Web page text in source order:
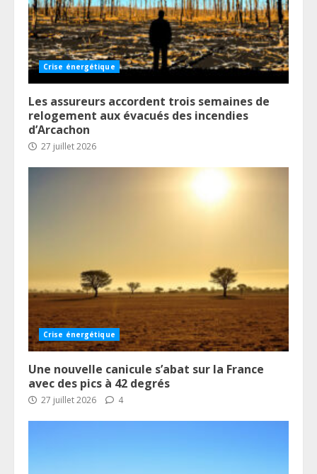
Crise énergétique
Les assureurs accordent trois semaines de
relogement aux évacués des incendies
d’Arcachon
27 juillet 2026
Crise énergétique
Une nouvelle canicule s’abat sur la France
avec des pics à 42 degrés
27 juillet 2026 4